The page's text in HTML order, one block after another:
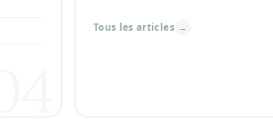
Tous les articles →